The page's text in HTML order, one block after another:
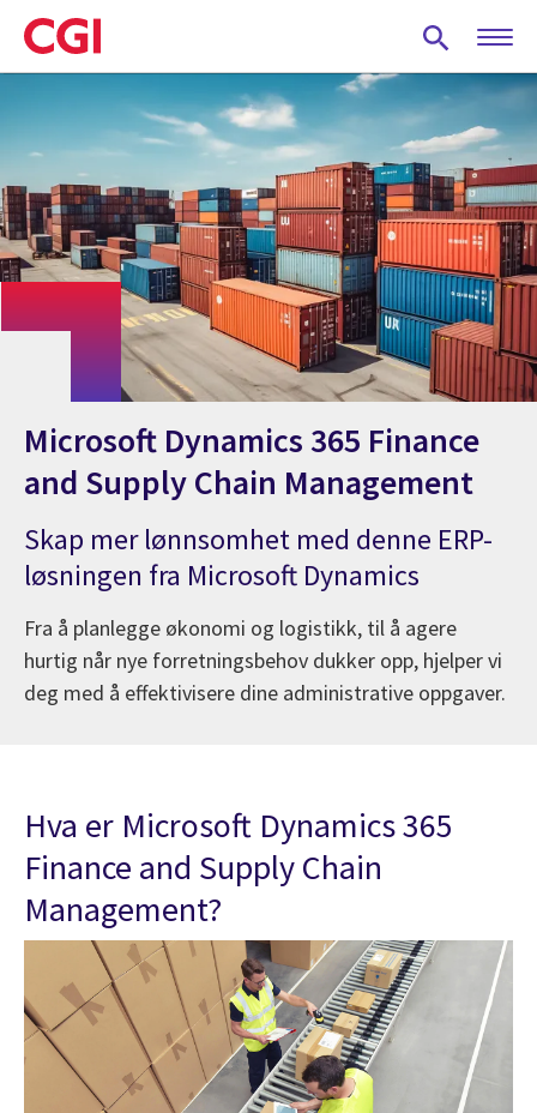
Skip
to
main
Microsoft Dynamics 365 Finance
and Supply Chain Management
Skap mer lønnsomhet med denne ERP-
løsningen fra Microsoft Dynamics
Fra å planlegge økonomi og logistikk, til å agere
hurtig når nye forretningsbehov dukker opp, hjelper vi
deg med å effektivisere dine administrative oppgaver.
Hva er Microsoft Dynamics 365
Finance and Supply Chain
Management?